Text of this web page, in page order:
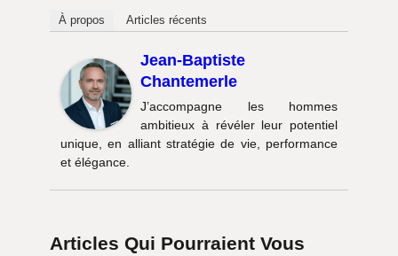
À propos Articles récents
Jean-Baptiste
Chantemerle
J’accompagne les hommes
ambitieux à révéler leur potentiel
unique, en alliant stratégie de vie, performance
et élégance.
Articles Qui Pourraient Vous